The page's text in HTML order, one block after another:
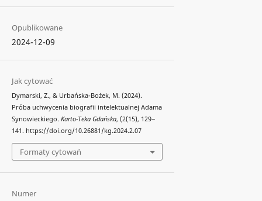
Opublikowane
2024-12-09
Jak cytować
Dymarski, Z., & Urbańska-Bożek, M. (2024).
Próba uchwycenia biografii intelektualnej Adama
Synowieckiego. Karto-Teka Gdańska, (2(15), 129‒
141. https://doi.org/10.26881/kg.2024.2.07
Formaty cytowań
Numer